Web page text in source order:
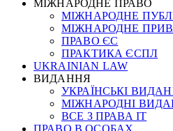
МІЖНАРОДНЕ ПРАВО
МІЖНАРОДНЕ
МІЖНАРОДНЕ
ПРАВО ЄС
ПРАКТИКА ЄСПЛ
UKRAINIAN LAW
ВИДАННЯ
УКРАЇНСЬКІ
МІЖНАРОДНІ
ВСЕ З ПРАВА ІТ
ПРАВО В ОСОБАХ